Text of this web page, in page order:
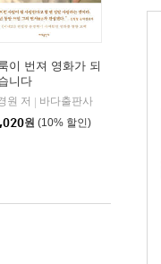
이 번져 영화가 되
니다
원 저
바다출판사
원 (10% 할인)